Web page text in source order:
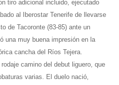
tiro adicional incluido, ejecutado
al Iberostar Tenerife de llevarse
de Tacoronte (83-85) ante un
una muy buena impresión en la
cancha del Ríos Tejera.
camino del debut liguero, que
varias. El duelo nació,